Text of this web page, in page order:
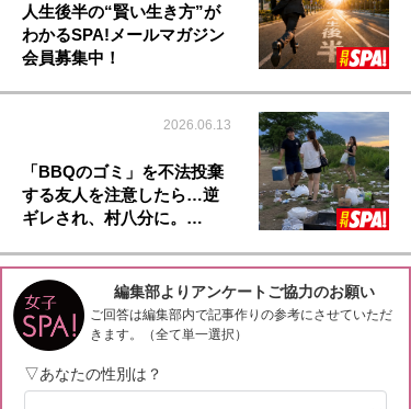
人生後半の“賢い生き方”が
わかるSPA!メールマガジン
会員募集中！
2026.06.13
「BBQのゴミ」を不法投棄
する友人を注意したら…逆
ギレされ、村八分に。…